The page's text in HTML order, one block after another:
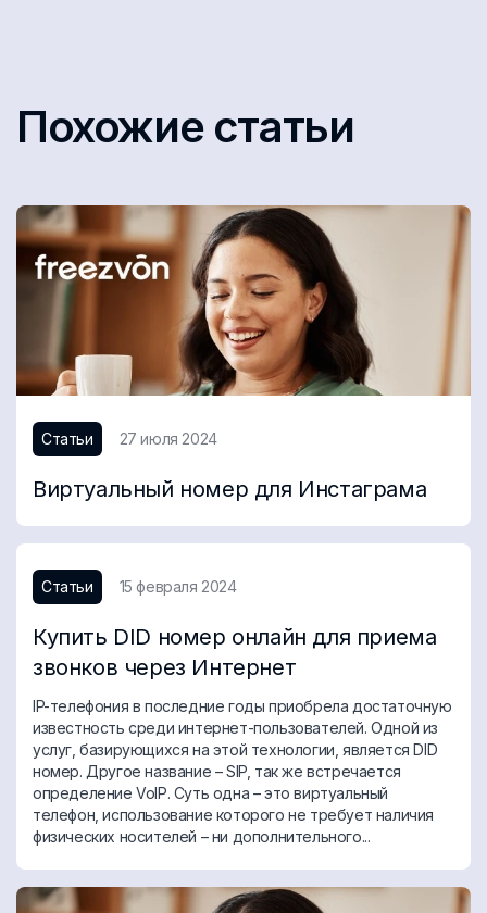
Похожие статьи
Статьи 27 июля 2024
Виртуальный номер для Инстаграма
Статьи 15 февраля 2024
Купить DID номер онлайн для приема
звонков через Интернет
IP-телефония в последние годы приобрела достаточную
известность среди интернет-пользователей. Одной из
услуг, базирующихся на этой технологии, является DID
номер. Другое название – SIP, так же встречается
определение VoIP. Суть одна – это виртуальный
телефон, использование которого не требует наличия
физических носителей – ни дополнительного...